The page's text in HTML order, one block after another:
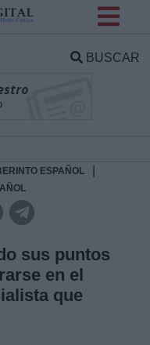
BUSCAR
ESPAÑOL
sus puntos
en el
que